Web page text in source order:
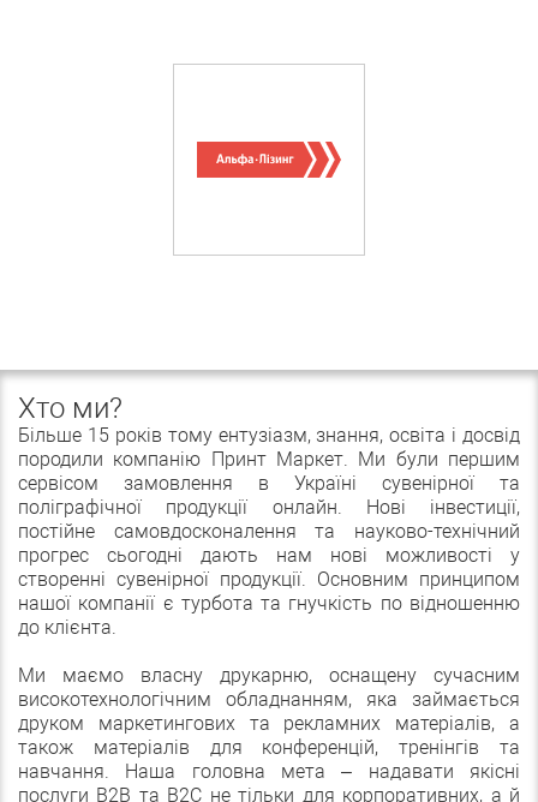
Хто ми?
Більше 15 років тому ентузіазм, знання, освіта і досвід
породили компанію Принт Маркет. Ми були першим
сервісом замовлення в Україні сувенірної та
поліграфічної продукції онлайн. Нові інвестиції,
постійне самовдосконалення та науково-технічний
прогрес сьогодні дають нам нові можливості у
створенні сувенірної продукції. Основним принципом
нашої компанії є турбота та гнучкість по відношенню
до клієнта.
Ми маємо власну друкарню, оснащену сучасним
високотехнологічним обладнанням, яка займається
друком маркетингових та рекламних матеріалів, а
також матеріалів для конференцій, тренінгів та
навчання. Наша головна мета – надавати якісні
послуги B2B та В2С не тільки для корпоративних, а й